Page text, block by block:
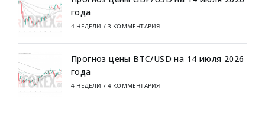
года
4 НЕДЕЛИ / 3 КОММЕНТАРИЯ
Прогноз цены BTC/USD на 14 июля 2026
года
4 НЕДЕЛИ / 4 КОММЕНТАРИЯ